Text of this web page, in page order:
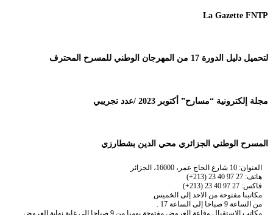
La Gazette FNTP
لتحميل دليل الدورة 17 من المهرجان الوطني للمسرح المحترف
مجلة إلكترونية “مسارح” أكتوبر 2023 /عدد تجريبي
المسرح الوطني الجزائري محي الدين بشطارزي
العنوان: 10 شارع الحاج عمر، 16000، الجزائر
هاتف: 27 97 40 23 (213+)
فاكس: 27 97 40 23 (213+)
مكاتبنا مفتوحة من الاحد إلى الخميس
من الساعة 9 صباحا إلى الساعة 17 .
مكاتب الاستقبال وقاعة العروض مفتوحة يوميا من 9 صباحا إلى غاية نهاية العروض.